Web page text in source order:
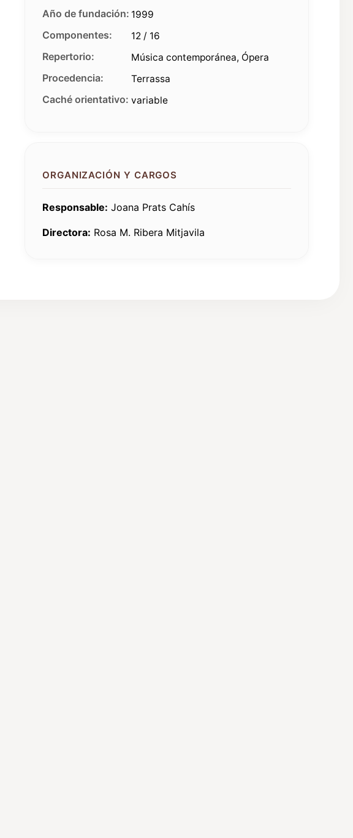
Año de fundación: 1999
Componentes: 12 / 16
Repertorio: Música contemporánea, Ópera
Procedencia: Terrassa
Caché orientativo: variable
ORGANIZACIÓN Y CARGOS
Responsable: Joana Prats Cahís
Directora: Rosa M. Ribera Mitjavila